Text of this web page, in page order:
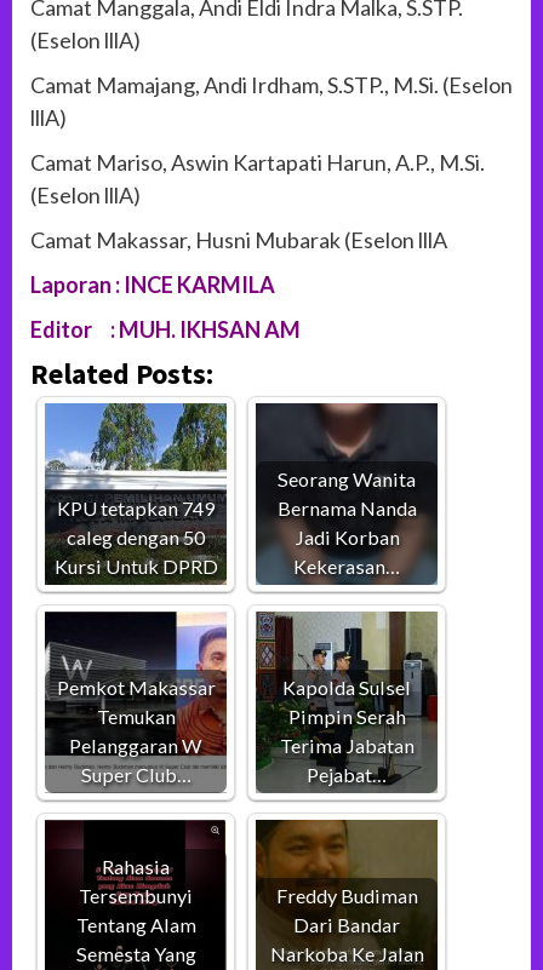
Camat Manggala, Andi Eldi Indra Malka, S.STP.
(Eselon lllA)
Camat Mamajang, Andi Irdham, S.STP., M.Si. (Eselon
lllA)
Camat Mariso, Aswin Kartapati Harun, A.P., M.Si.
(Eselon lllA)
Camat Makassar, Husni Mubarak (Eselon lllA
Laporan : INCE KARMILA
Editor : MUH. IKHSAN AM
Related Posts:
KPU tetapkan 749
caleg dengan 50
Kursi Untuk DPRD
Seorang Wanita
Bernama Nanda
Jadi Korban
Kekerasan…
Pemkot Makassar
Temukan
Pelanggaran W
Super Club…
Kapolda Sulsel
Pimpin Serah
Terima Jabatan
Pejabat…
Rahasia
Tersembunyi
Tentang Alam
Semesta Yang
Freddy Budiman
Dari Bandar
Narkoba Ke Jalan